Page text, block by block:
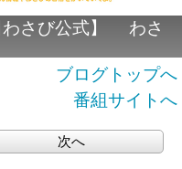
わさび公式】 わさ
ブログトップへ
番組サイトへ
次へ